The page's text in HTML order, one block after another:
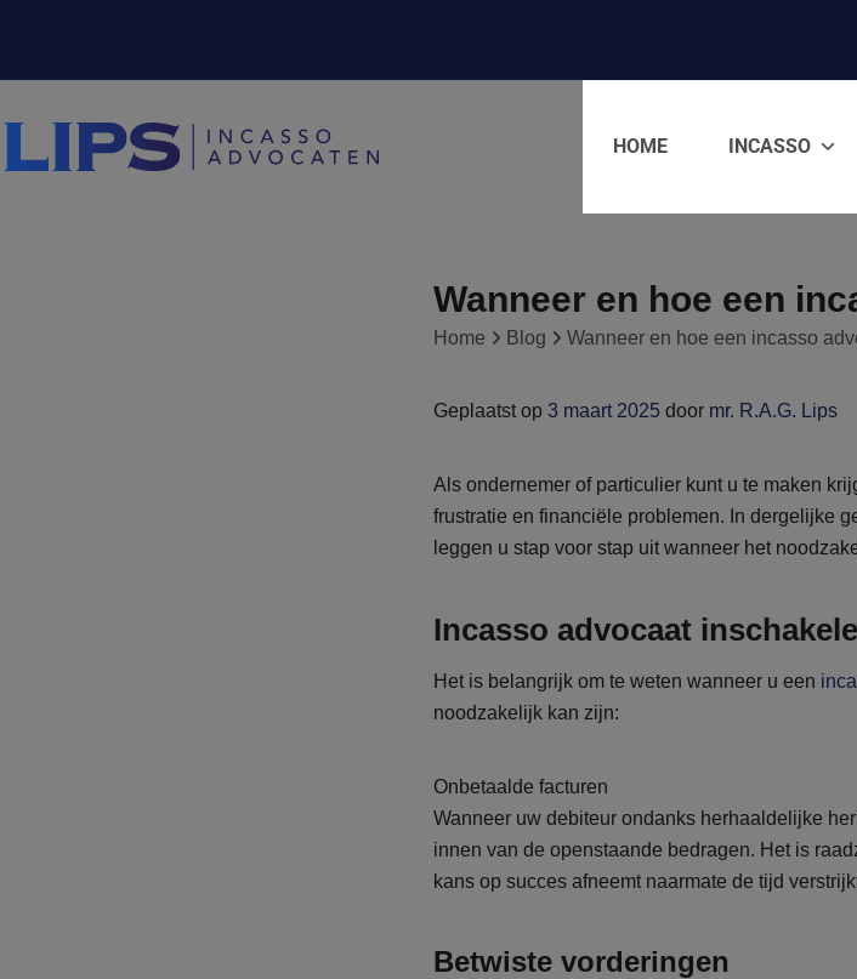
HOME INCASSO
Wanneer en hoe een
Home Blog Wanneer en hoe een incasso
Geplaatst op 3 maart 2025 door mr. R.A.G. Lips
Als ondernemer of particulier kunt u te maken
frustratie en financiële problemen. In dergelijke
leggen u stap voor stap uit wanneer het
Incasso advocaat
Het is belangrijk om te weten wanneer u een
noodzakelijk kan zijn:
Onbetaalde facturen
Wanneer uw debiteur ondanks herhaaldelijke
innen van de openstaande bedragen. Het is
kans op succes afneemt naarmate de tijd
Betwiste vorderingen